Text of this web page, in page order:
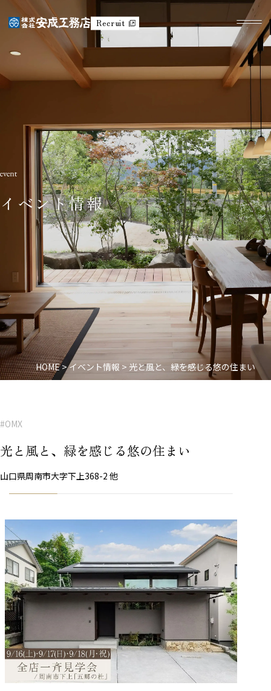
Recruit
イベント情報
HOME>イベント情報 > 光と風と、緑を感じる悠の住まい
#OMX
光と風と、緑を感じる悠の住まい
山口県周南市大字下上368-2 他